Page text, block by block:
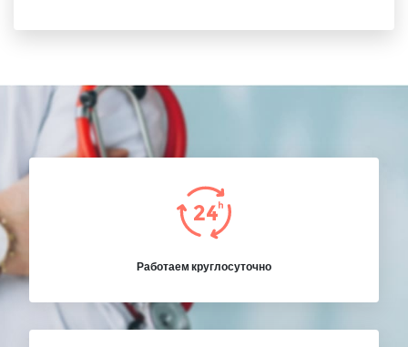
Работаем круглосуточно